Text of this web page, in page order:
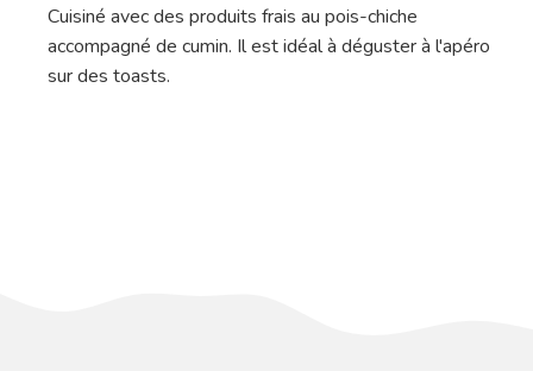
Cuisiné avec des produits frais au pois-chiche
accompagné de cumin. Il est idéal à déguster à l'apéro
sur des toasts.